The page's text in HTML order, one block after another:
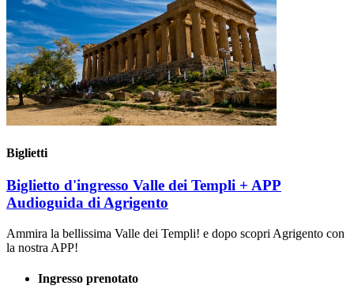
Biglietti
Biglietto d'ingresso Valle dei Templi + APP
Audioguida di Agrigento
Ammira la bellissima Valle dei Templi! e dopo scopri Agrigento con
la nostra APP!
Ingresso prenotato